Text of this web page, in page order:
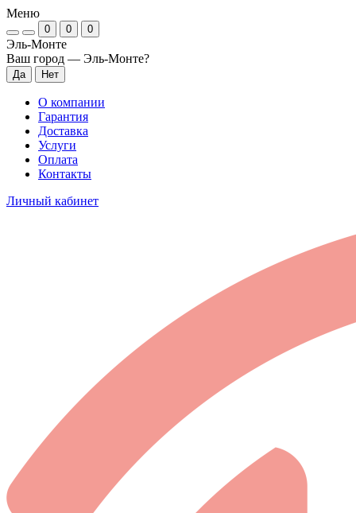
Меню
0 0 0
Эль-Монте
Ваш город — Эль-Монте?
О компании
Гарантия
Доставка
Услуги
Оплата
Контакты
Личный кабинет